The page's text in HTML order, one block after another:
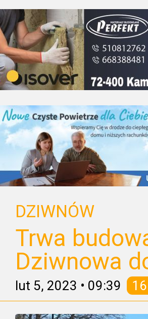
DZIWNÓW
Trwa
Dziwnowa
lut 5, 2023 • 09:39